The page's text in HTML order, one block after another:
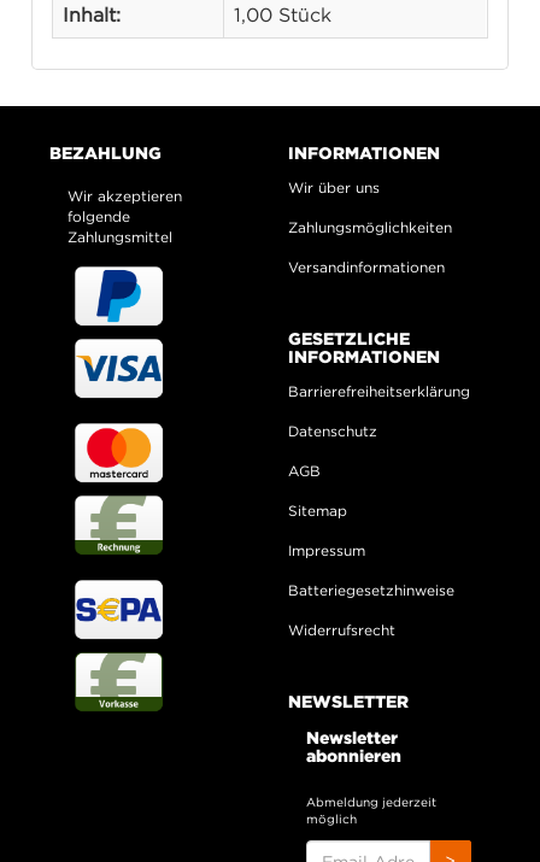
Inhalt: 1,00 Stück
BEZAHLUNG
Wir akzeptieren
folgende
Zahlungsmittel
INFORMATIONEN
Wir über uns
Zahlungsmöglichkeiten
Versandinformationen
GESETZLICHE
INFORMATIONEN
Barrierefreiheitserklärung
Datenschutz
AGB
Sitemap
Impressum
Batteriegesetzhinweise
Widerrufsrecht
NEWSLETTER
Newsletter
abonnieren
Abmeldung jederzeit
möglich